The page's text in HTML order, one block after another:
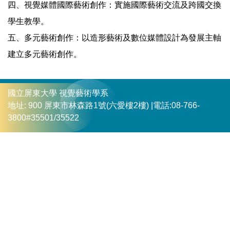
四、視覺媒體國際藝術創作：實施國際藝術交流及跨國交換
學生教學。
五、多元藝術創作：以造形藝術及數位媒體設計為發展主軸
建立多元藝術創作。
國立屏東大學 視覺藝術學系
地址: 900 屏東市林森路1號(六愛樓2樓) | 電話:08-766-
3800#35501/35522